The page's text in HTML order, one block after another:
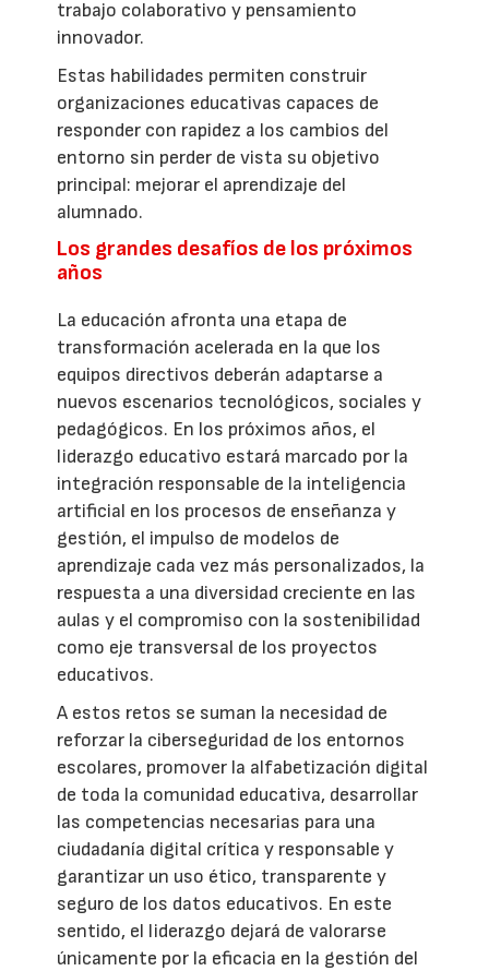
trabajo colaborativo y pensamiento
innovador.
Estas habilidades permiten construir
organizaciones educativas capaces de
responder con rapidez a los cambios del
entorno sin perder de vista su objetivo
principal: mejorar el aprendizaje del
alumnado.
Los grandes desafíos de los próximos
años
La educación afronta una etapa de
transformación acelerada en la que los
equipos directivos deberán adaptarse a
nuevos escenarios tecnológicos, sociales y
pedagógicos. En los próximos años, el
liderazgo educativo estará marcado por la
integración responsable de la inteligencia
artificial en los procesos de enseñanza y
gestión, el impulso de modelos de
aprendizaje cada vez más personalizados, la
respuesta a una diversidad creciente en las
aulas y el compromiso con la sostenibilidad
como eje transversal de los proyectos
educativos.
A estos retos se suman la necesidad de
reforzar la ciberseguridad de los entornos
escolares, promover la alfabetización digital
de toda la comunidad educativa, desarrollar
las competencias necesarias para una
ciudadanía digital crítica y responsable y
garantizar un uso ético, transparente y
seguro de los datos educativos. En este
sentido, el liderazgo dejará de valorarse
únicamente por la eficacia en la gestión del